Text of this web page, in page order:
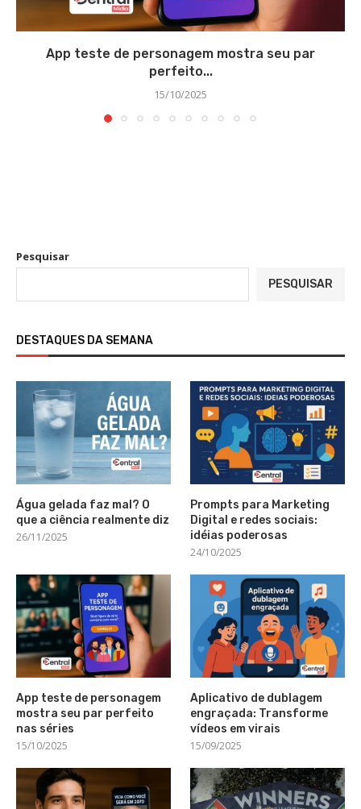
App teste de personagem mostra seu par
perfeito...
15/10/2025
Pesquisar
PESQUISAR
DESTAQUES DA SEMANA
Água gelada faz mal? O
que a ciência realmente diz
26/11/2025
Prompts para Marketing
Digital e redes sociais:
idéias poderosas
24/10/2025
App teste de personagem
mostra seu par perfeito
nas séries
15/10/2025
Aplicativo de dublagem
engraçada: Transforme
vídeos em virais
15/09/2025